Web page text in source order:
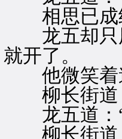
相思已成
龙五却只用
就开了。
他微笑着道
柳长街道
龙五道：“
柳长街道